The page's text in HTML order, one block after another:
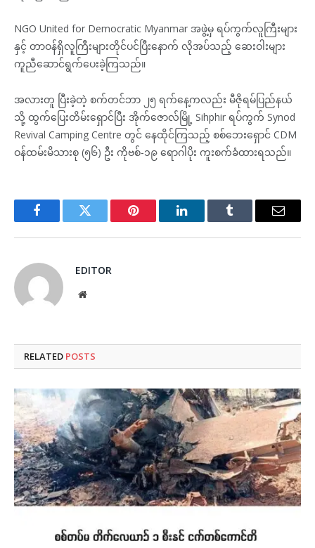
NGO United for Democratic Myanmar အဖွဲ့မှ ရပ်ကွက်လူကြီးများ
နှင့် တာဝန်ရှိလူကြီးများတိုင်ပင်ပြီးနောက် လိုအပ်သည့် ဆေးဝါးများ
ကူညီဆောင်ရွက်ပေးခဲ့ကြသည်။
အလားတူ ပြီးခဲ့တဲ့ စက်တင်ဘာ ၂၅ ရက်နေ့ကလည်း မီဇိုရမ်ပြည်နယ်
သို့ ထွက်ပြေးတိမ်းရှောင်ပြီး အိုက်ဇောလ်မြို့ Sihphir ရပ်ကွက် Synod
Revival Camping Centre တွင် နေထိုင်ကြသည့် စစ်ဘေးရှောင် CDM
ဝန်ထမ်းမိသားစု (၅၆) ဦး ကိုဗစ်-၁၉ ရောဂါပိုး ကူးစက်ခံထားရသည်။
FacebookTwitter Pinterest LinkedInTumblr Email
EDITOR
Website
RELATED POSTS